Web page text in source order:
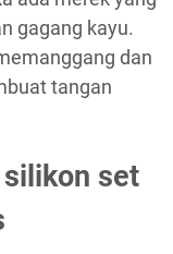
gagang kayu.
dan
tangan
set